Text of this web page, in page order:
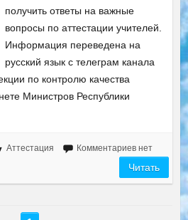
получить ответы на важные
вопросы по аттестации учителей.
Информация переведена на
русский язык с телеграм канала
по контролю качества
Министров Республики
Аттестация Комментариев нет
Читать